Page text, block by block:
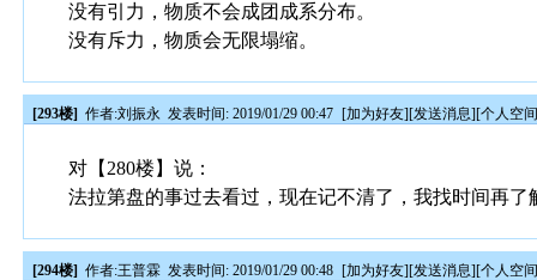
没有引力，物质不会成团成系分布。
没有斥力，物质会无限塌缩。
[293楼] 作者:刘振永 发表时间: 2019/01/29 00:47 [加为好友][发送消息][个人空
对【280楼】说：
法拉第盘的事过去看过，现在记不清了，我找时间再
[294楼] 作者:王普霖 发表时间: 2019/01/29 00:48 [加为好友][发送消息][个人空